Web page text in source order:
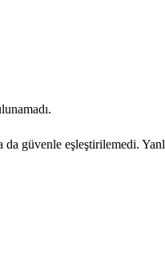
güvenle eşleştirilemedi.